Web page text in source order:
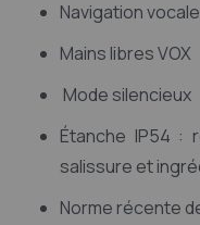
Navigation vocale
Mains libres VOX
Mode silencieux
Étanche IP54 :
salissure et
Norme récente